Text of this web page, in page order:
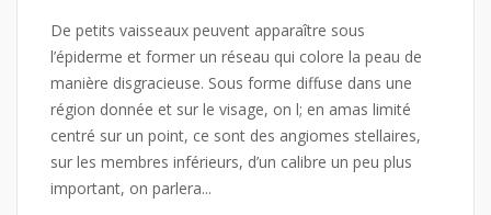
De petits vaisseaux peuvent apparaître sous
l’épiderme et former un réseau qui colore la peau de
manière disgracieuse. Sous forme diffuse dans une
région donnée et sur le visage, on l; en amas limité
centré sur un point, ce sont des angiomes stellaires,
sur les membres inférieurs, d’un calibre un peu plus
important, on parlera...